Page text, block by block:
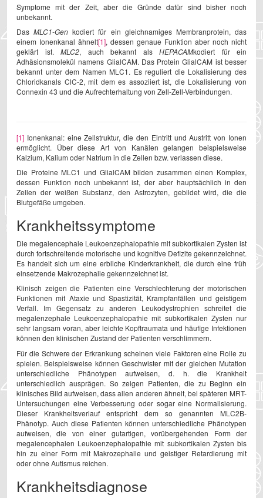
Symptome mit der Zeit, aber die Gründe dafür sind bisher noch
unbekannt.
DasMLC1-Gen kodiert für ein gleichnamiges Membranprotein, das
einem Ionenkanal ähnelt[1], dessen genaue Funktion aber noch nicht
geklärt ist. MLC2, auch bekannt als HEPACAMkodiert für ein
Adhäsionsmolekül namens GlialCAM. Das Protein GlialCAM ist besser
bekannt unter dem Namen MLC1. Es reguliert die Lokalisierung des
Chloridkanals ClC-2, mit dem es assoziiert ist, die Lokalisierung von
Connexin 43 und die Aufrechterhaltung von Zell-Zell-Verbindungen.
[1] Ionenkanal: eine Zellstruktur, die den Eintritt und Austritt von Ionen
ermöglicht. Über diese Art von Kanälen gelangen beispielsweise
Kalzium, Kalium oder Natrium in die Zellen bzw. verlassen diese.
Die Proteine MLC1 und GlialCAM bilden zusammen einen Komplex,
dessen Funktion noch unbekannt ist, der aber hauptsächlich in den
Zellen der weißen Substanz, den Astrozyten, gebildet wird, die die
Blutgefäße umgeben.
Krankheitssymptome
Die megalencephale Leukoenzephalopathie mit subkortikalen Zysten ist
durch fortschreitende motorische und kognitive Defizite gekennzeichnet.
Es handelt sich um eine erbliche Kinderkrankheit, die durch eine früh
einsetzende Makrozephalie gekennzeichnet ist.
Klinisch zeigen die Patienten eine Verschlechterung der motorischen
Funktionen mit Ataxie und Spastizität, Krampfanfällen und geistigem
Verfall. Im Gegensatz zu anderen Leukodystrophien schreitet die
megalenzephale Leukoenzephalopathie mit subkortikalen Zysten nur
sehr langsam voran, aber leichte Kopftraumata und häufige Infektionen
können den klinischen Zustand der Patienten verschlimmern.
Für die Schwere der Erkrankung scheinen viele Faktoren eine Rolle zu
spielen. Beispielsweise können Geschwister mit der gleichen Mutation
unterschiedliche Phänotypen aufweisen, d. h. die Krankheit
unterschiedlich ausprägen. So zeigen Patienten, die zu Beginn ein
klinisches Bild aufweisen, dass allen anderen ähnelt, bei späteren MRT-
Untersuchungen eine Verbesserung oder sogar eine Normalisierung.
Dieser Krankheitsverlauf entspricht dem so genannten MLC2B-
Phänotyp. Auch diese Patienten können unterschiedliche Phänotypen
aufweisen, die von einer gutartigen, vorübergehenden Form der
megalencephalen Leukoenzephalopathie mit subkortikalen Zysten bis
hin zu einer Form mit Makrozephalie und geistiger Retardierung mit
oder ohne Autismus reichen.
Krankheitsdiagnose